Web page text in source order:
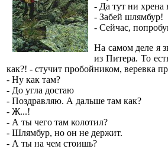
- Да тут ни хрена
- Забей шлямбур!
- Сейчас,
На самом деле я
из Питера. То
как?! - стучит пробойником, веревка
- Ну как там?
- До угла достаю
- Поздравляю. А дальше там как?
- Ж...!
- А ты чего там колотил?
- Шлямбур, но он не держит.
- А ты на чем стоишь?